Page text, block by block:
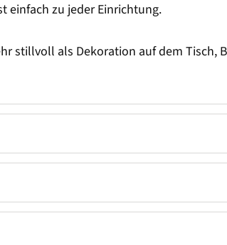
einfach zu jeder Einrichtung.
stillvoll als Dekoration auf dem Tisch,